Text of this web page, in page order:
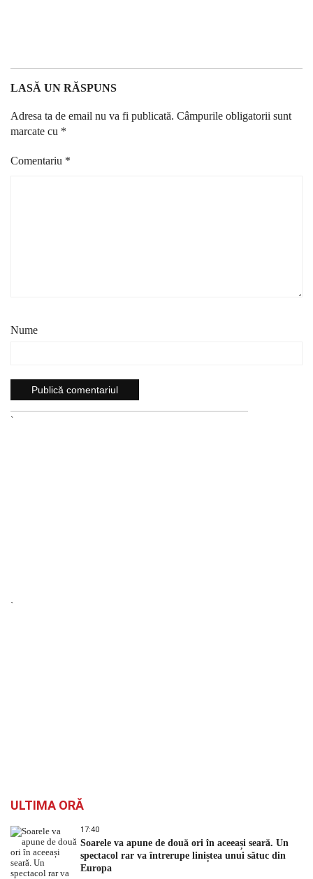
LASĂ UN RĂSPUNS
Adresa ta de email nu va fi publicată. Câmpurile obligatorii sunt
marcate cu *
Comentariu *
Nume
`
`
ULTIMA ORĂ
17:40
Soarele va apune de două ori în aceeași seară. Un
spectacol rar va întrerupe liniștea unui sătuc din
Europa